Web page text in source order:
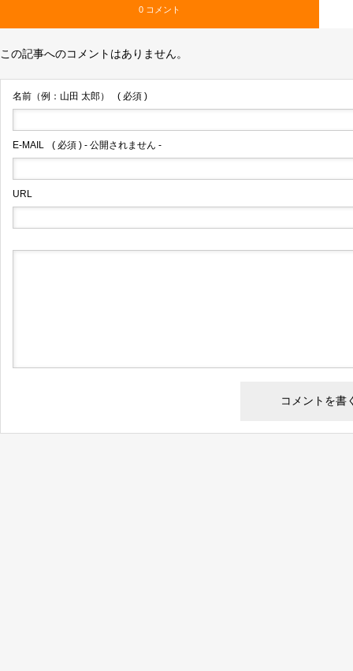
0 コメント
この記事へのコメントはありません。
名前（例：山田 太郎） ( 必須 )
E-MAIL ( 必須 ) - 公開されません -
URL